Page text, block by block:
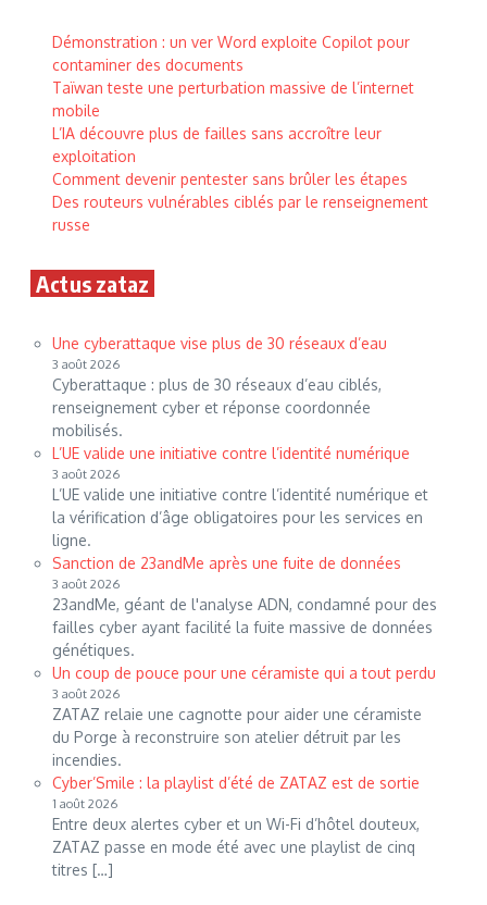
Démonstration : un ver Word exploite Copilot pour
contaminer des documents
Taïwan teste une perturbation massive de l’internet
mobile
L’IA découvre plus de failles sans accroître leur
exploitation
Comment devenir pentester sans brûler les étapes
Des routeurs vulnérables ciblés par le renseignement
russe
Actus zataz
Une cyberattaque vise plus de 30 réseaux d’eau
3 août 2026
Cyberattaque : plus de 30 réseaux d’eau ciblés,
renseignement cyber et réponse coordonnée
mobilisés.
L’UE valide une initiative contre l’identité numérique
3 août 2026
L’UE valide une initiative contre l’identité numérique et
la vérification d’âge obligatoires pour les services en
ligne.
Sanction de 23andMe après une fuite de données
3 août 2026
23andMe, géant de l'analyse ADN, condamné pour des
failles cyber ayant facilité la fuite massive de données
génétiques.
Un coup de pouce pour une céramiste qui a tout perdu
3 août 2026
ZATAZ relaie une cagnotte pour aider une céramiste
du Porge à reconstruire son atelier détruit par les
incendies.
Cyber’Smile : la playlist d’été de ZATAZ est de sortie
1 août 2026
Entre deux alertes cyber et un Wi-Fi d’hôtel douteux,
ZATAZ passe en mode été avec une playlist de cinq
titres […]